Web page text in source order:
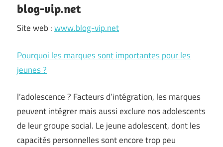
blog-vip.net
Site web :www.blog-vip.net
Pourquoi les marques sont importantes pour les
jeunes ?
l’adolescence ? Facteurs d’intégration, les marques
peuvent intégrer mais aussi exclure nos adolescents
de leur groupe social. Le jeune adolescent, dont les
capacités personnelles sont encore trop peu